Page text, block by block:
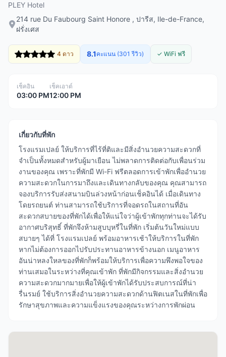
PLEY Hotel
214 rue Du Faubourg Saint Honore , ปารีส, Ile-de-France,
ฝรั่งเศส
4 ดาว 8.1คะแนน (301 รีวิว) ✓ WiFi ฟรี
เช็คอิน
03:00 PM
เช็คเอาต์
12:00 PM
เกี่ยวกับที่พัก
โรงแรมเปลย์ ให้บริการที่ไร้ที่ติและมีสิ่งอำนวยความสะดวกที่
จำเป็นทั้งหมดสำหรับผู้มาเยือน ไม่พลาดการติดต่อกับเพื่อนร่วม
งานของคุณ เพราะที่พักมี Wi-Fi ฟรีตลอดการเข้าพักเพื่ออำนวย
ความสะดวกในการมาถึงและเดินทางกลับของคุณ คุณสามารถ
จองบริการรับส่งสนามบินล่วงหน้าก่อนเช็คอินได้ เมื่อเดินทาง
โดยรถยนต์ ท่านสามารถใช้บริการที่จอดรถในสถานที่อัน
สะดวกสบายของที่พักได้เพื่อให้แน่ใจว่าผู้เข้าพักทุกท่านจะได้รับ
อากาศบริสุทธิ์ ที่พักจึงห้ามสูบบุหรี่ในที่พัก เริ่มต้นวันใหม่แบบ
สบายๆ ได้ที่ โรงแรมเปลย์ พร้อมอาหารเช้าให้บริการในที่พัก
หากไม่ต้องการออกไปรับประทานอาหารข้างนอก เมนูอาหาร
อันน่าหลงใหลของที่พักก็พร้อมให้บริการเพื่อความพึงพอใจของ
ท่านเสมอในระหว่างที่คุณเข้าพัก ที่พักมีกิจกรรมและสิ่งอำนวย
ความสะดวกมากมายเพื่อให้ผู้เข้าพักได้รับประสบการณ์ที่น่า
รื่นรมย์ ใช้บริการสิ่งอำนวยความสะดวกด้านฟิตเนสในที่พักเพื่อ
รักษาสุขภาพและความแข็งแรงของคุณระหว่างการพักผ่อน